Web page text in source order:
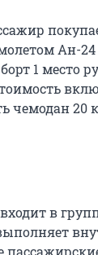
Ан-
1 место
чемодан 20
в